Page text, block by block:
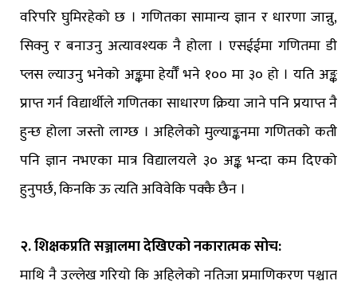
वरिपरि घुमिरहेको छ । गणितका सामान्य ज्ञान र धारणा जान्नु,
सिक्नु र बनाउनु अत्यावश्यक नै होला । एसईईमा गणितमा डी
प्लस ल्याउनु भनेको अङ्कमा हेर्यौँ भने १०० मा ३० हो । यति अङ्क
प्राप्त गर्न विद्यार्थीले गणितका साधारण क्रिया जाने पनि प्रयाप्त नै
हुन्छ होला जस्तो लाग्छ । अहिलेको मुल्याङ्कनमा गणितको कती
पनि ज्ञान नभएका मात्र विद्यालयले ३० अङ्क भन्दा कम दिएको
हुनुपर्छ, किनकि ऊ त्यति अविवेकि पक्कै छैन ।
२. शिक्षकप्रति सञ्जालमा देखिएको नकारात्मक सोच:
माथि नै उल्लेख गरियो कि अहिलेको नतिजा प्रमाणिकरण पश्चात